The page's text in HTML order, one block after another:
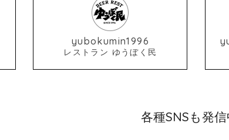
yubokumin1996
レストラン ゆうぼく民
各種SNSも発信